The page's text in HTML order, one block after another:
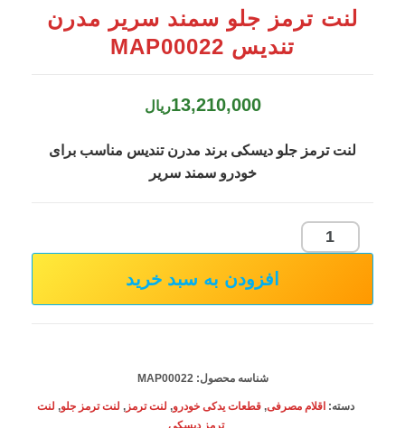
لنت ترمز جلو سمند سریر مدرن
تندیس MAP00022
13,210,000ریال
لنت ترمز جلو دیسکی برند مدرن تندیس مناسب برای
خودرو سمند سریر
لنت
تندیس
افزودن به سبد خرید
شناسه محصول:MAP00022
دسته: اقلام مصرفی, قطعات یدکی خودرو, لنت ترمز , لنت ترمز جلو, لنت